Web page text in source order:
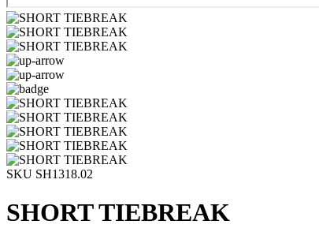
SKU SH1318.02
SHORT TIEBREAK